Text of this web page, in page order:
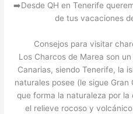
➡️Desde QH en Tenerife
de tus vacaciones
Consejos para visitar
Los Charcos de Marea son
Canarias, siendo Tenerife, la
naturales posee (le sigue
que forma la naturaleza por
el relieve rocoso y